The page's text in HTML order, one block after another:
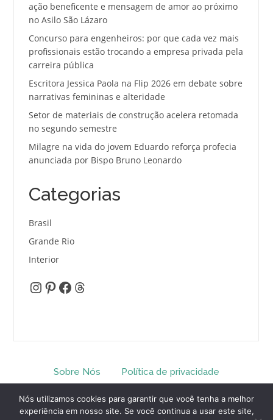
ação beneficente e mensagem de amor ao próximo
no Asilo São Lázaro
Concurso para engenheiros: por que cada vez mais
profissionais estão trocando a empresa privada pela
carreira pública
Escritora Jessica Paola na Flip 2026 em debate sobre
narrativas femininas e alteridade
Setor de materiais de construção acelera retomada
no segundo semestre
Milagre na vida do jovem Eduardo reforça profecia
anunciada por Bispo Bruno Leonardo
Categorias
Brasil
Grande Rio
Interior
Instagram
Pinterest
Facebook
Threads
Sobre Nós Política de privacidade
Termos e Condições Contato
Copyright © 2026 Radar do Rio. Todos os direitos reservados.
Nós utilizamos cookies para garantir que você tenha a melhor
experiência em nosso site. Se você continua a usar este site,